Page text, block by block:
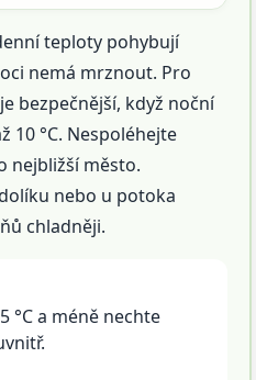
teploty pohybují
nemá mrznout. Pro
bezpečnější, když noční
10 °C. Nespoléhejte
nejbližší město.
nebo u potoka
chladněji.
°C a méně nechte